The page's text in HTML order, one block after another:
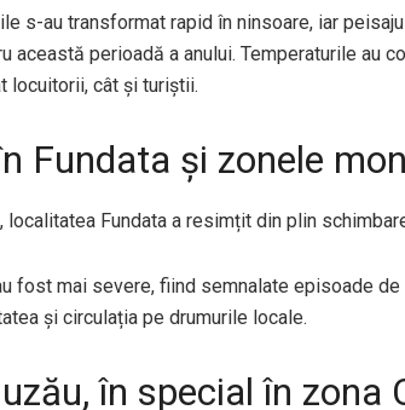
s-au transformat rapid în ninsoare, iar
această perioadă a anului. Temperaturile au
locuitorii, cât și turiștii.
Fundata și zonele
localitatea Fundata a resimțit din plin
fost mai severe, fiind semnalate episoade
și circulația pe drumurile locale.
în special în zona